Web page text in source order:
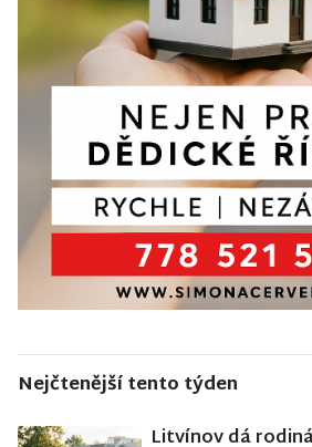
Nejčtenější tento týden
Litvínov dá